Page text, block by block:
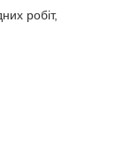
робіт,